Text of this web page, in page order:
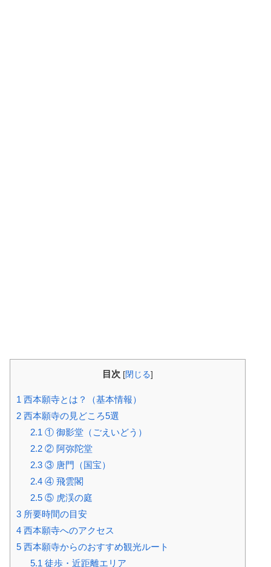
目次 [閉じる]
1 西本願寺とは？（基本情報）
2 西本願寺の見どころ5選
2.1 ① 御影堂（ごえいどう）
2.2② 阿弥陀堂
2.3③ 唐門（国宝）
2.4④ 飛雲閣
2.5⑤ 虎渓の庭
3 所要時間の目安
4 西本願寺へのアクセス
5 西本願寺からのおすすめ観光ルート
5.1 徒歩・近距離エリア